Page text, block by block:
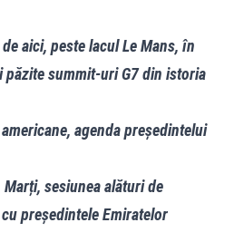
aici, peste lacul Le Mans, în
păzite summit-uri G7 din istoria
agenda președintelui
sesiunea alături de
președintele Emiratelor